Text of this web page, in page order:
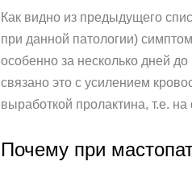
Как видно из предыдущего
при данной патологии)
особенно за несколько дней
связано это с усилением
выработкой пролактина, т.е.
Почему при